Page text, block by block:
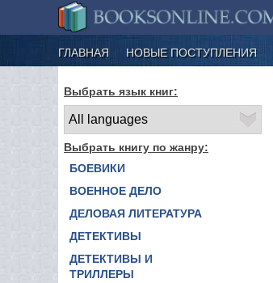
ГЛАВНАЯ НОВЫЕ ПОСТУПЛЕНИЯ
Выбрать язык книг:
Выбрать книгу по жанру:
БОЕВИКИ
ВОЕННОЕ ДЕЛО
ДЕЛОВАЯ ЛИТЕРАТУРА
ДЕТЕКТИВЫ
ДЕТЕКТИВЫ И
ТРИЛЛЕРЫ